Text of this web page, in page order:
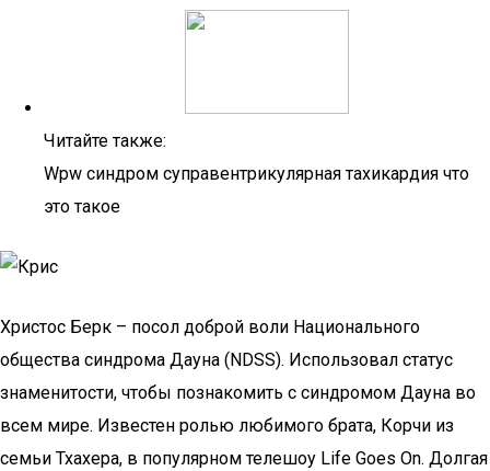
Читайте также:
Wpw синдром суправентрикулярная тахикардия что
это такое
Христос Берк – посол доброй воли Национального
общества синдрома Дауна (NDSS). Использовал статус
знаменитости, чтобы познакомить с синдромом Дауна во
всем мире. Известен ролью любимого брата, Корчи из
семьи Тхахера, в популярном телешоу Life Goes On. Долгая